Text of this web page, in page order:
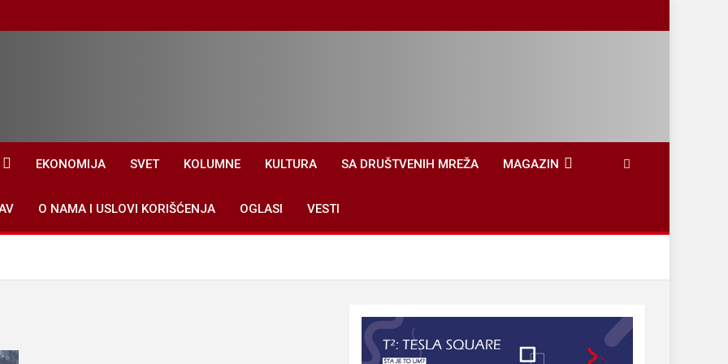
EKONOMIJA SVET KOLUMNE KULTURA SA DRUŠTVENIH MREŽA MAGAZIN
O NAMA I USLOVI KORIŠĆENJA OGLASI VESTI